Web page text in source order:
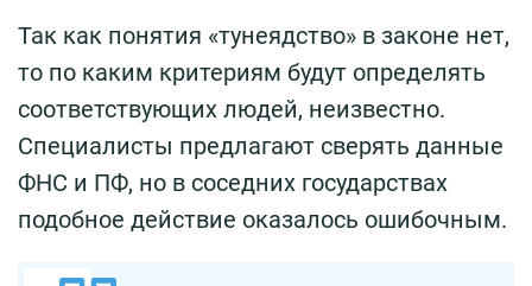
Так как понятия «тунеядство» в законе нет,
то по каким критериям будут определять
соответствующих людей, неизвестно.
Специалисты предлагают сверять данные
ФНС и ПФ, но в соседних государствах
подобное действие оказалось ошибочным.